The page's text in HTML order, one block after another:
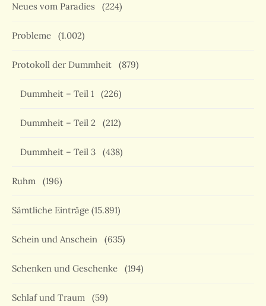
Neues vom Paradies (224)
Probleme (1.002)
Protokoll der Dummheit (879)
Dummheit – Teil 1 (226)
Dummheit – Teil 2 (212)
Dummheit – Teil 3 (438)
Ruhm (196)
Sämtliche Einträge (15.891)
Schein und Anschein (635)
Schenken und Geschenke (194)
Schlaf und Traum (59)